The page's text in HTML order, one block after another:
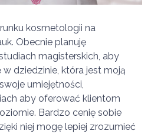
kosmetologii na
Obecnie planuję
magisterskich, aby
dziedzinie, która jest moją
umiejętności,
aby oferować klientom
Bardzo cenię sobie
niej mogę lepiej zrozumieć